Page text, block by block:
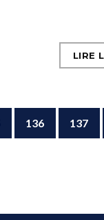
LIRE
136 137